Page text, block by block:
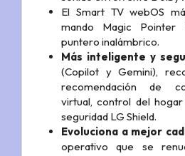
El Smart TV webOS
mando Magic Pointer
puntero inalámbrico.
Más inteligente y
(Copilot y Gemini),
recomendación de
virtual, control del
seguridad LG Shield.
Evoluciona a mejor
operativo que se